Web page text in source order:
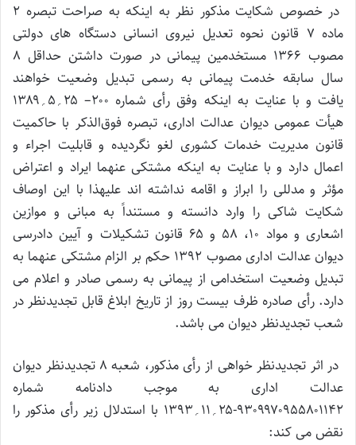
در خصوص شکایت مذکور نظر به اینکه به صراحت تبصره ۲
ماده ۷ قانون نحوه تعدیل نیروی انسانی دستگاه های دولتی
مصوب ۱۳۶۶ مستخدمین پیمانی در صورت داشتن حداقل ۸
سال سابقه خدمت پیمانی به رسمی تبدیل وضعیت خواهند
یافت و با عنایت به اینکه وفق رأی شماره ۲۰۰– ۲۵؍۵؍۱۳۸۹
هیأت عمومی دیوان عدالت اداری، تبصره فوق‌الذکر با حاکمیت
قانون مدیریت خدمات کشوری لغو نگردیده و قابلیت اجراء و
اعمال دارد و با عنایت به اینکه مشتکی عنهما ایراد و اعتراض
مؤثر و مدللی را ابراز و اقامه نداشته اند علیهذا با این اوصاف
شکایت شاکی را وارد دانسته و مستنداً به مبانی و موازین
اشعاری و مواد ۱۰، ۵۸ و ۶۵ قانون تشکیلات و آیین دادرسی
دیوان عدالت اداری مصوب ۱۳۹۲ حکم بر الزام مشتکی عنهما به
تبدیل وضعیت استخدامی از پیمانی به رسمی صادر و اعلام می
دارد. رأی صادره ظرف بیست روز از تاریخ ابلاغ قابل تجدیدنظر در
شعب تجدیدنظر دیوان می باشد.
در اثر تجدیدنظر خواهی از رأی مذکور، شعبه ۸ تجدیدنظر دیوان
عدالت اداری به موجب دادنامه شماره
۹۳۰۹۹۷۰۹۵۵۸۰۱۱۴۲-۲۵؍۱۱؍۱۳۹۳ با استدلال زیر رأی مذکور را
نقض می کند: